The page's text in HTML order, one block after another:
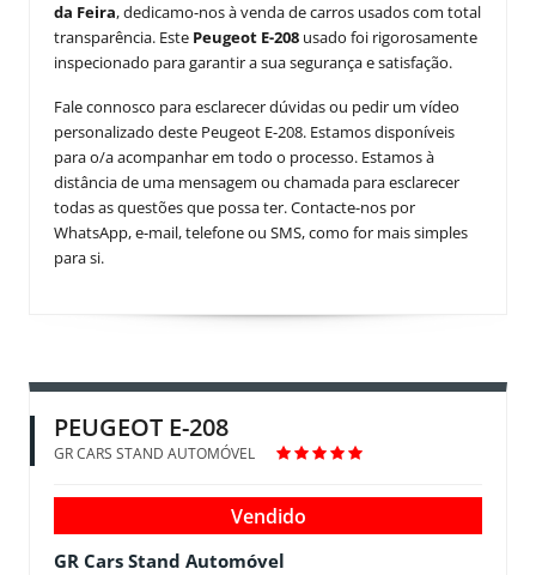
da Feira, dedicamo-nos à venda de carros usados com total
transparência. Este Peugeot E-208 usado foi rigorosamente
inspecionado para garantir a sua segurança e satisfação.
Fale connosco para esclarecer dúvidas ou pedir um vídeo
personalizado deste Peugeot E-208. Estamos disponíveis
para o/a acompanhar em todo o processo. Estamos à
distância de uma mensagem ou chamada para esclarecer
todas as questões que possa ter. Contacte-nos por
WhatsApp, e-mail, telefone ou SMS, como for mais simples
para si.
PEUGEOT E-208
GR CARS STAND AUTOMÓVEL
Vendido
GR Cars Stand Automóvel